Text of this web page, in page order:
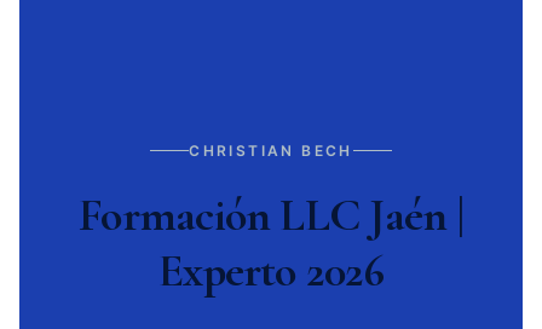
CHRISTIAN BECH
Formación LLC Jaén |
Experto 2026